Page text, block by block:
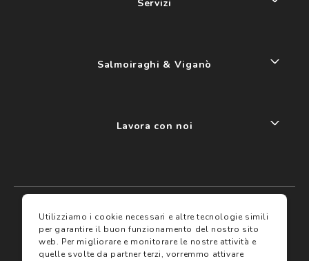
I miei preferiti
Assicurazioni
Servizi
Salmoiraghi & Viganò
Lavora con noi
Utilizziamo i cookie necessari e altre tecnologie simili
per garantire il buon funzionamento del nostro sito
web. Per migliorare e monitorare le nostre attività e
quelle svolte da partner terzi, vorremmo attivare